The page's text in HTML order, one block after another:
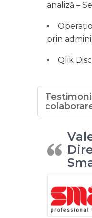
analiză –
prin
Qlik